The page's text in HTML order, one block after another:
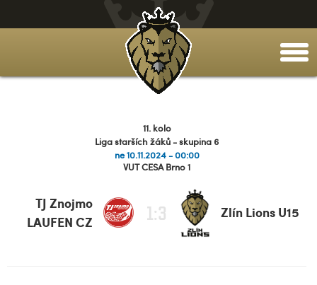
11. kolo
Liga starších žáků - skupina 6
ne 10.11.2024 - 00:00
VUT CESA Brno 1
TJ Znojmo
LAUFEN CZ
1:3 Zlín Lions U15